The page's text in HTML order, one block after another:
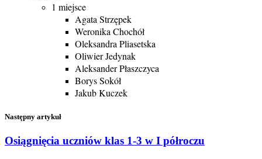
1 miejsce
Agata Strzępek
Weronika Chochół
Oleksandra Pliasetska
Oliwier Jedynak
Aleksander Płaszczyca
Borys Sokół
Jakub Kuczek
Następny artykuł
Osiągnięcia uczniów klas 1-3 w I półroczu